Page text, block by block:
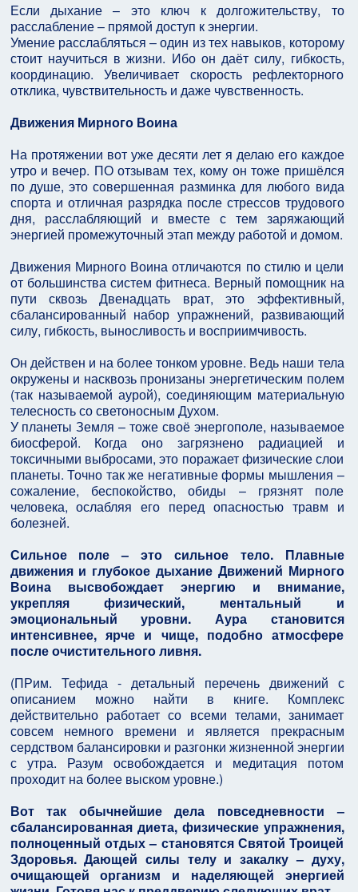
Если дыхание – это ключ к долгожительству, то
расслабление – прямой доступ к энергии.
Умение расслабляться – один из тех навыков, которому
стоит научиться в жизни. Ибо он даёт силу, гибкость,
координацию. Увеличивает скорость рефлекторного
отклика, чувствительность и даже чувственность.
Движения Мирного Воина
На протяжении вот уже десяти лет я делаю его каждое
утро и вечер. ПО отзывам тех, кому он тоже пришёлся
по душе, это совершенная разминка для любого вида
спорта и отличная разрядка после стрессов трудового
дня, расслабляющий и вместе с тем заряжающий
энергией промежуточный этап между работой и домом.
Движения Мирного Воина отличаются по стилю и цели
от большинства систем фитнеса. Верный помощник на
пути сквозь Двенадцать врат, это эффективный,
сбалансированный набор упражнений, развивающий
силу, гибкость, выносливость и восприимчивость.
Он действен и на более тонком уровне. Ведь наши тела
окружены и насквозь пронизаны энергетическим полем
(так называемой аурой), соединяющим материальную
телесность со светоносным Духом.
У планеты Земля – тоже своё энергополе, называемое
биосферой. Когда оно загрязнено радиацией и
токсичными выбросами, это поражает физические слои
планеты. Точно так же негативные формы мышления –
сожаление, беспокойство, обиды – грязнят поле
человека, ослабляя его перед опасностью травм и
болезней.
Сильное поле – это сильное тело. Плавные
движения и глубокое дыхание Движений Мирного
Воина высвобождает энергию и внимание,
укрепляя физический, ментальный и
эмоциональный уровни. Аура становится
интенсивнее, ярче и чище, подобно атмосфере
после очистительного ливня.
(ПРим. Тефида - детальный перечень движений с
описанием можно найти в книге. Комплекс
действительно работает со всеми телами, занимает
совсем немного времени и является прекрасным
сердством балансировки и разгонки жизненной энергии
с утра. Разум освобождается и медитация потом
проходит на более выском уровне.)
Вот так обычнейшие дела повседневности –
сбалансированная диета, физические упражнения,
полноценный отдых – становятся Святой Троицей
Здоровья. Дающей силы телу и закалку – духу,
очищающей организм и наделяющей энергией